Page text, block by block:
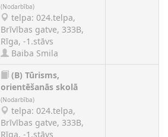
(Nodarbība)
telpa: 024.telpa,
Brīvības gatve, 333B,
Rīga, -1.stāvs
Baiba Smila
(B) Tūrisms,
orientēšanās skolā
(Nodarbība)
telpa: 024.telpa,
Brīvības gatve, 333B,
Rīga, -1.stāvs